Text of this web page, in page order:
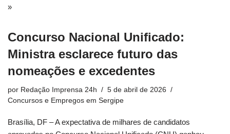
»
Concurso Nacional Unificado:
Ministra esclarece futuro das
nomeações e excedentes
por Redação Imprensa 24h
5 de abril de 2026
Concursos e Empregos em Sergipe
Brasília, DF – A expectativa de milhares de candidatos